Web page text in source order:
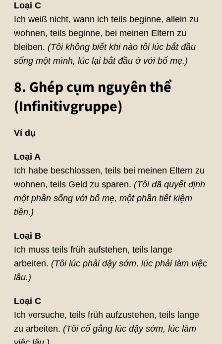
Loại C
Ich weiß nicht, wann ich teils beginne, allein zu
wohnen, teils beginne, bei meinen Eltern zu
bleiben. (Tôi không biết khi nào tôi lúc bắt đầu
sống một mình, lúc lại bắt đầu ở với bố mẹ.)
8. Ghép cụm nguyên thể
(Infinitivgruppe)
Ví dụ
Loại A
Ich habe beschlossen, teils bei meinen Eltern zu
wohnen, teils Geld zu sparen. (Tôi đã quyết định
một phần sống với bố mẹ, một phần tiết kiệm
tiền.)
Loại B
Ich muss teils früh aufstehen, teils lange
arbeiten. (Tôi lúc phải dậy sớm, lúc phải làm việc
lâu.)
Loại C
Ich versuche, teils früh aufzustehen, teils lange
zu arbeiten. (Tôi cố gắng lúc dậy sớm, lúc làm